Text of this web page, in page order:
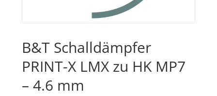
B&T Schalldämpfer
PRINT-X LMX zu HK MP7
– 4.6 mm